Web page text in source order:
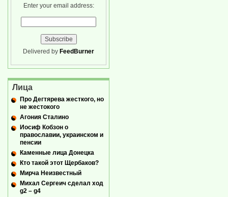
Enter your email address:
Delivered by FeedBurner
Лица
Про Дегтярева жесткого, но
не жестокого
Агония Сталино
Иосиф Кобзон о
православии, украинском и
пенсии
Каменные лица Донецка
Кто такой этот Щербаков?
Мирча Неизвестный
Михал Сергеич сделал ход
g2 – g4